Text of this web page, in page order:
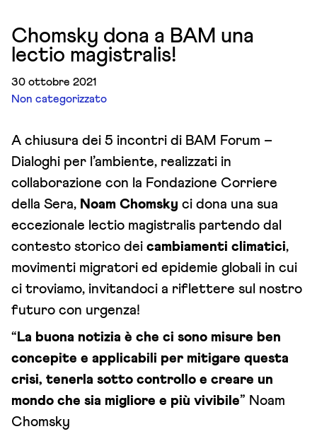
Chomsky dona a BAM una
lectio magistralis!
30 ottobre 2021
Non categorizzato
A chiusura dei 5 incontri di BAM Forum –
Dialoghi per l’ambiente, realizzati in
collaborazione con la Fondazione Corriere
della Sera, Noam Chomsky ci dona una sua
eccezionale lectio magistralis partendo dal
contesto storico dei cambiamenti climatici,
movimenti migratori ed epidemie globali in cui
ci troviamo, invitandoci a riflettere sul nostro
futuro con urgenza!
“ La buona notizia è che ci sono misure ben
concepite e applicabili per mitigare questa
crisi, tenerla sotto controllo e creare un
mondo che sia migliore e più vivibile” Noam
Chomsky